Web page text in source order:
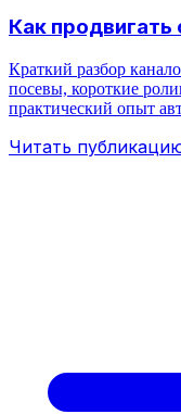
Как продвигать
Краткий разбор
посевы, короткие
практический опыт
Читать